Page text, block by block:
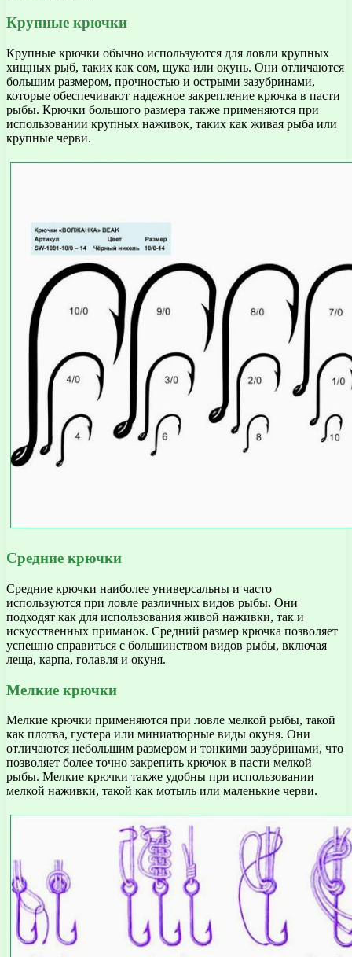
Крупные крючки
Крупные крючки обычно используются для ловли крупных
хищных рыб, таких как сом, щука или окунь. Они отличаются
большим размером, прочностью и острыми зазубринами,
которые обеспечивают надежное закрепление крючка в пасти
рыбы. Крючки большого размера также применяются при
использовании крупных наживок, таких как живая рыба или
крупные черви.
Средние крючки
Средние крючки наиболее универсальны и часто
используются при ловле различных видов рыбы. Они
подходят как для использования живой наживки, так и
искусственных приманок. Средний размер крючка позволяет
успешно справиться с большинством видов рыбы, включая
леща, карпа, голавля и окуня.
Мелкие крючки
Мелкие крючки применяются при ловле мелкой рыбы, такой
как плотва, густера или миниатюрные виды окуня. Они
отличаются небольшим размером и тонкими зазубринами, что
позволяет более точно закрепить крючок в пасти мелкой
рыбы. Мелкие крючки также удобны при использовании
мелкой наживки, такой как мотыль или маленькие черви.